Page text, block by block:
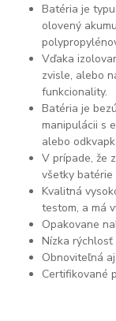
Batéria je
olovený
Vďaka
zvisle, alebo
funkcionality.
Batéria je
manipulácii s
alebo
V prípade, že
všetky batérie
Kvalitná
testom, a má
Opakovane
Nízka rýchlosť
Obnoviteľná
Certifikované